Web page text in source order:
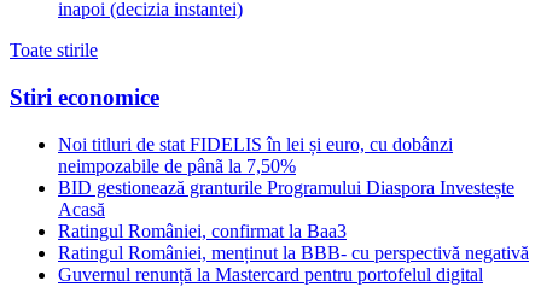
inapoi (decizia instantei)
Toate stirile
Stiri economice
Noi titluri de stat FIDELIS în lei și euro, cu dobânzi
neimpozabile de pânã la 7,50%
BID gestionează granturile Programului Diaspora Investește
Acasă
Ratingul României, confirmat la Baa3
Ratingul României, menținut la BBB- cu perspectivă negativă
Guvernul renunță la Mastercard pentru portofelul digital